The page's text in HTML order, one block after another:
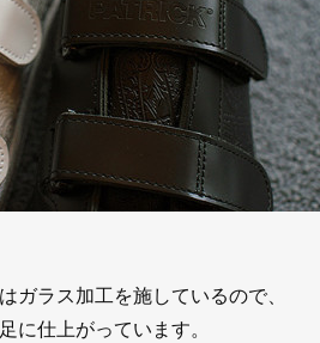
ガラス加工を施しているので、
に仕上がっています。